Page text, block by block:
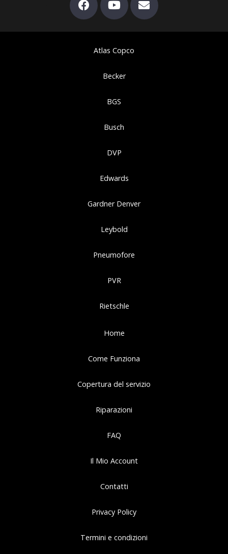
Atlas Copco
Becker
BGS
Busch
DVP
Edwards
Gardner Denver
Leybold
Pneumofore
PVR
Rietschle
Home
Come Funziona
Copertura del servizio
Riparazioni
FAQ
Il Mio Account
Contatti
Privacy Policy
Termini e condizioni